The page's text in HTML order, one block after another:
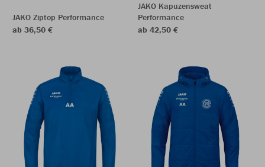
JAKO Ziptop Performance
ab 36,50 €
JAKO Kapuzensweat
Performance
ab 42,50 €